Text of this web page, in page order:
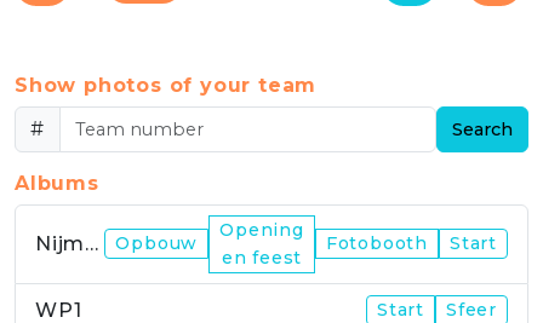
Show photos of your team
#
Search
Albums
Nijmegen Opbouw
Opening
en feest
Fotobooth Start
WP1 Start Sfeer